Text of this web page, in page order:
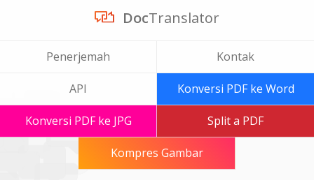
DocTranslator
Penerjemah Kontak
API Konversi PDF ke Word
Konversi PDF ke JPG Split a PDF
Kompres Gambar